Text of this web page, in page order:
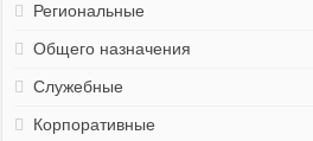
Региональные
Общего назначения
Служебные
Корпоративные